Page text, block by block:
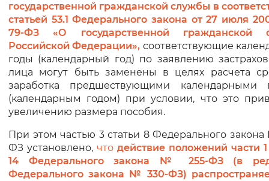
государственной гражданской службы в
статьей 53.1 Федерального закона от 27 июля
79-ФЗ «О государственной гражданской
Российской Федерации», соответствующие
годы (календарный год) по заявлению
лица могут быть заменены в целях расчета
заработка предшествующими календарными
(календарным годом) при условии, что это
увеличению размера пособия.
При этом частью 3 статьи 8 Федерального
ФЗ установлено, что действие положений части 1
14 Федерального закона № 255-ФЗ (в
Федерального закона № 330-ФЗ)